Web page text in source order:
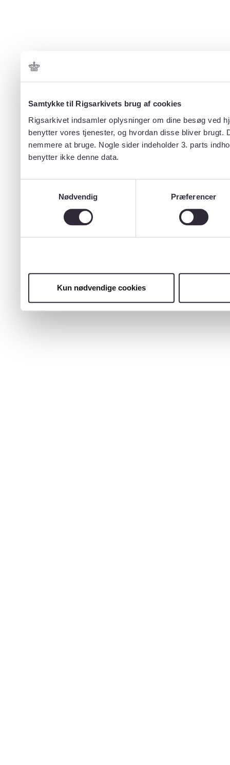
Samtykke til Rigsarkivets brug af cookies
Rigsarkivet indsamler oplysninger om dine besøg ved
benytter vores tjenester, og hvordan disse bliver
nemmere at bruge. Nogle sider indeholder 3. parts
benytter ikke denne data.
Nødvendig
Præferencer
Kun nødvendige cookies